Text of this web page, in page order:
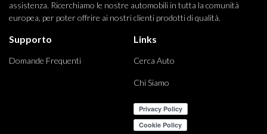
assistenza. Ricerchiamo le nostre automobili in tutta la comunità
europea, per poter offrire ai nostri clienti prodotti di qualità.
Supporto
Domande Frequenti
Links
Cerca Auto
Chi Siamo